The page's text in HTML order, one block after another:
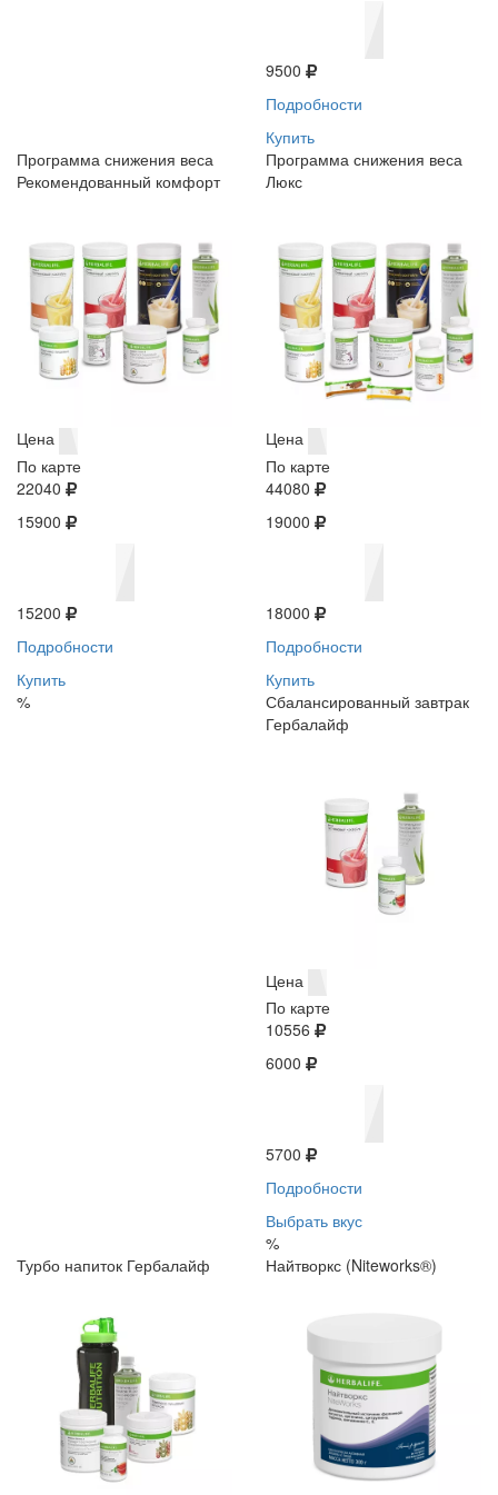
9500
Подробности
Купить
Программа снижения веса
Рекомендованный комфорт
Цена
По карте
22040
15900
15200
Подробности
Купить
%
Программа снижения веса
Люкс
Цена
По карте
44080
19000
18000
Подробности
Купить
Сбалансированный завтрак
Гербалайф
Цена
По карте
10556
6000
5700
Подробности
Выбрать вкус
%
Турбо напиток Гербалайф
Найтворкс (Niteworks®)